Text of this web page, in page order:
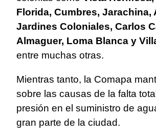
Florida, Cumbres, Jarachina,
Jardines Coloniales, Carlos
Almaguer, Loma Blanca y
entre muchas otras.
Mientras tanto, la Comapa
sobre las causas de la falta
presión en el suministro de
gran parte de la ciudad.